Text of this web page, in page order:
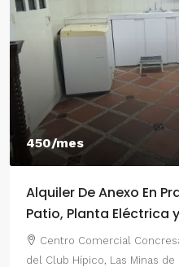
450/mes
Alquiler De Anexo En
Patio, Planta Eléctrica
Centro Comercial
del Club Hípico, Las Minas de